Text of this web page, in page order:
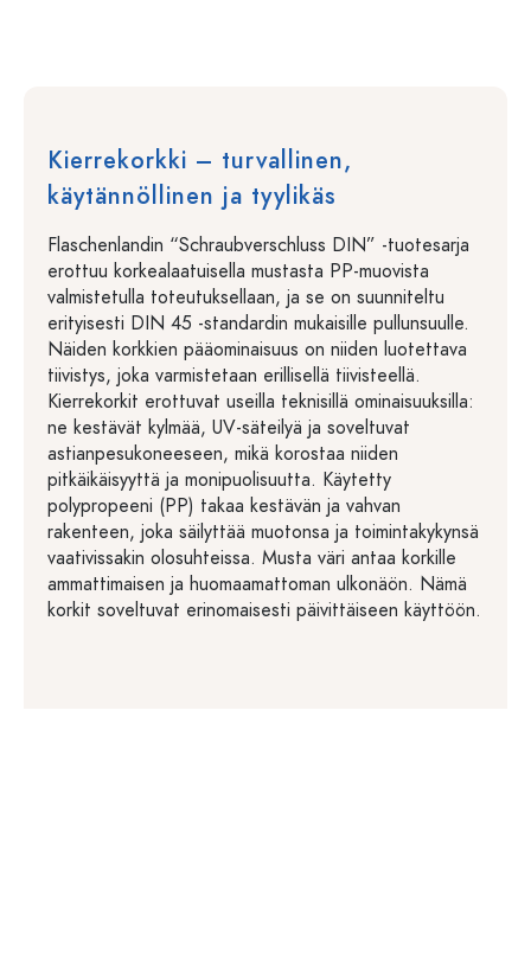
Kierrekorkki – turvallinen,
käytännöllinen ja tyylikäs
Flaschenlandin “Schraubverschluss DIN” -tuotesarja
erottuu korkealaatuisella mustasta PP-muovista
valmistetulla toteutuksellaan, ja se on suunniteltu
erityisesti DIN 45 -standardin mukaisille pullunsuulle.
Näiden korkkien pääominaisuus on niiden luotettava
tiivistys, joka varmistetaan erillisellä tiivisteellä.
Kierrekorkit erottuvat useilla teknisillä ominaisuuksilla:
ne kestävät kylmää, UV-säteilyä ja soveltuvat
astianpesukoneeseen, mikä korostaa niiden
pitkäikäisyyttä ja monipuolisuutta. Käytetty
polypropeeni (PP) takaa kestävän ja vahvan
rakenteen, joka säilyttää muotonsa ja toimintakykynsä
vaativissakin olosuhteissa. Musta väri antaa korkille
ammattimaisen ja huomaamattoman ulkonäön. Nämä
korkit soveltuvat erinomaisesti päivittäiseen käyttöön.